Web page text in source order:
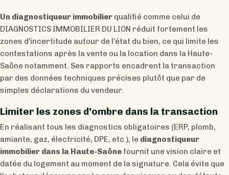
Un diagnostiqueur immobilier qualifié comme celui de
DIAGNOSTICS IMMOBILIER DU LION réduit fortement les
zones d’incertitude autour de l’état du bien, ce qui limite les
contestations après la vente ou la location dans la Haute-
Saône notamment. Ses rapports encadrent la transaction
par des données techniques précises plutôt que par de
simples déclarations du vendeur.​
Limiter les zones d’ombre dans la transaction
En réalisant tous les diagnostics obligatoires (ERP, plomb,
amiante, gaz, électricité, DPE, etc.), le diagnostiqueur
immobilier dans la Haute-Saône fournit une vision claire et
datée du logement au moment de la signature. Cela évite que